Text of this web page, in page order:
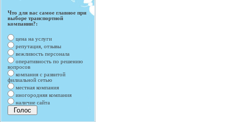
Что для вас самое главное при
выборе транспортной
компании?:
цена на услуги
репутация, отзывы
вежливость персонала
оперативность по решению
вопросов
компания с развитой
филиальной сетью
местная компания
иногородняя компания
наличие сайта